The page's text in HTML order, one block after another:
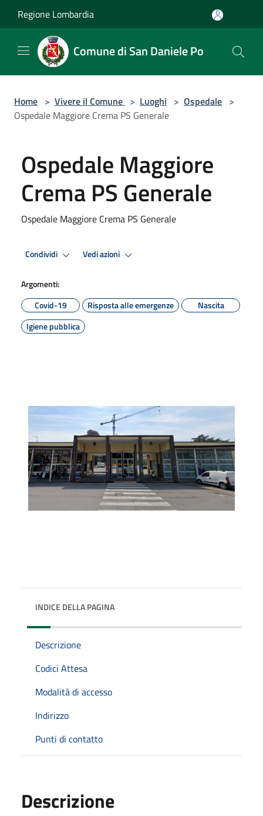
Regione Lombardia
Comune di San Daniele Po
Home > Vivere il Comune > Luoghi > Ospedale >
Ospedale Maggiore Crema PS Generale
Ospedale Maggiore
Crema PS Generale
Ospedale Maggiore Crema PS Generale
Condividi Vedi azioni
Argomenti:
Covid-19
Risposta alle emergenze
Nascita
Igiene pubblica
INDICE DELLA PAGINA
Descrizione
Codici Attesa
Modalità di accesso
Indirizzo
Punti di contatto
Descrizione